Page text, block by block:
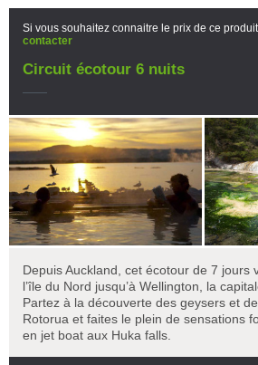
Si vous souhaitez connaitre le prix de ce
contacter
Circuit écotour 6 nuits
Depuis Auckland, cet écotour de 7 jours
l’île du Nord jusqu’à Wellington, la
Partez à la découverte des geysers et
Rotorua et faites le plein de sensations
en jet boat aux Huka falls.